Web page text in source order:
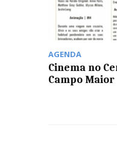
AGENDA
Cinema no
Campo Maior